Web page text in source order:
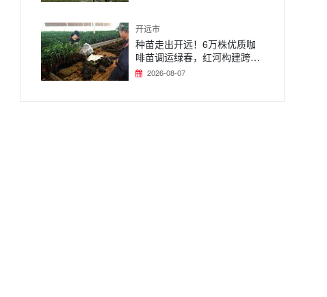
开远市
种苗走出开远！6万株优质咖
啡苗调运绿春，红河构建跨区
域咖啡产业协作链条
2026-08-07